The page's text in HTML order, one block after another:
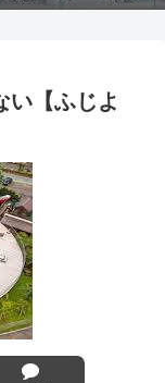
い【ふじよ